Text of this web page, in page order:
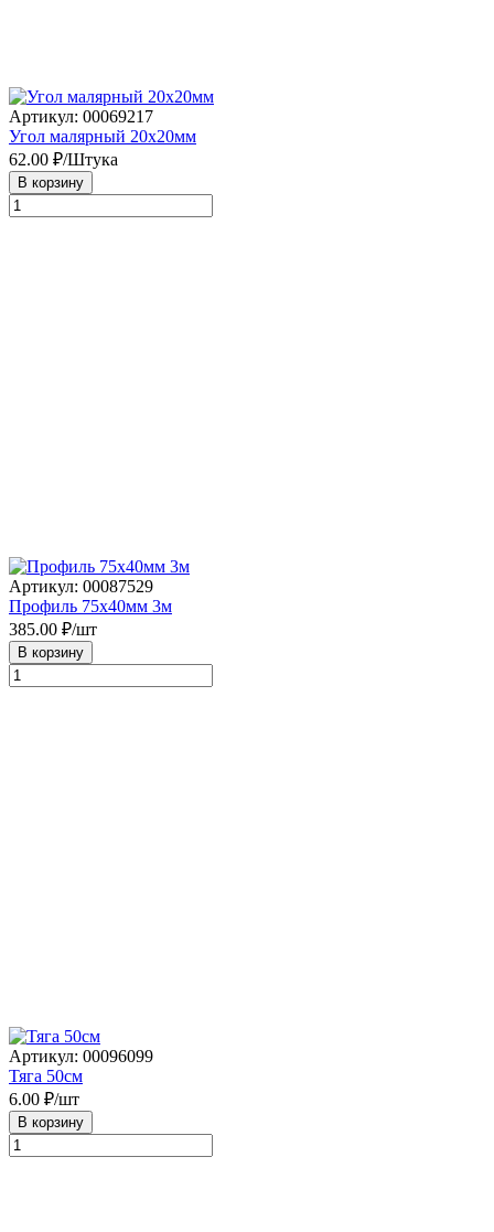
Артикул: 00069217
Угол малярный 20х20мм
62.00 ₽/Штука
В корзину
Артикул: 00087529
Профиль 75х40мм 3м
385.00 ₽/шт
В корзину
Артикул: 00096099
Тяга 50см
6.00 ₽/шт
В корзину